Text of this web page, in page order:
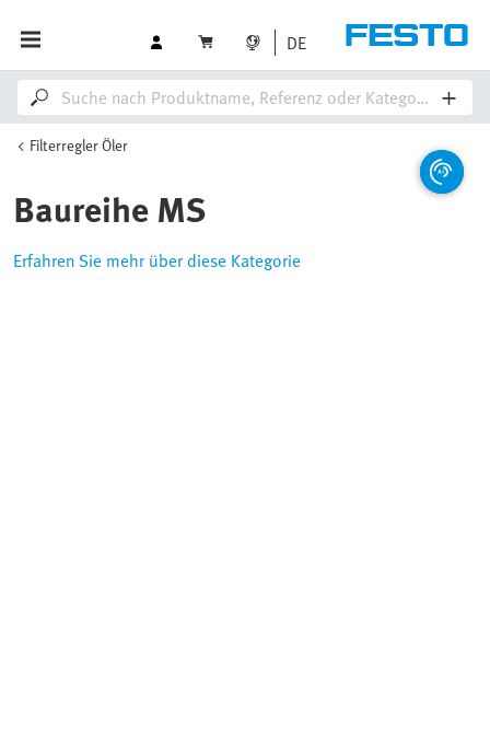
DE
Filterregler Öler
Baureihe MS
Erfahren Sie mehr über diese Kategorie